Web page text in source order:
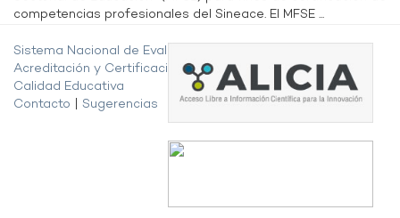
competencias profesionales del Sineace. El MFSE ...
Sistema Nacional de Evaluación,
Acreditación y Certificación de la
Calidad Educativa
Contacto
Sugerencias